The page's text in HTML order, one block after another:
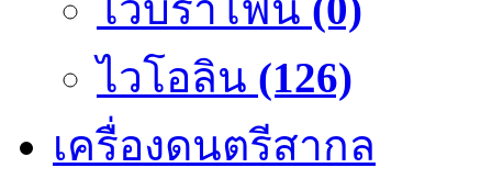
ไวโอลิน (126)
เครื่องดนตรีสากล